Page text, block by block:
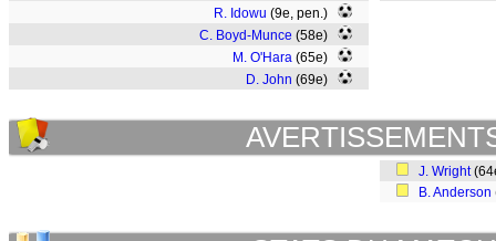
R. Idowu (9e, pen.)
C. Boyd-Munce (58e)
M. O'Hara (65e)
D. John (69e)
J. Wright
B. Anderson